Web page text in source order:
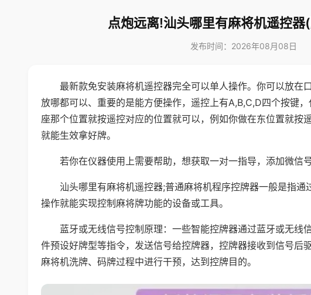
点炮远离!汕头哪里有麻将机遥控器
发布时间：2026年08月08日
最新款免安装麻将机遥控器完全可以单人操作。你可以放在
放哪都可以、重要的是能方便操作，遥控上有A,B,C,D四个按键，
座那个位置就按遥控对应的位置就可以，例如你做在东位置就按
就能生效拿好牌。
若你在仪器使用上需要帮助，想获取一对一指导，添加微信
汕头哪里有麻将机遥控器;普通麻将机程序控牌器一般是指
操作就能实现控制麻将牌功能的设备或工具。
蓝牙或无线信号控制原理：一些智能控牌器通过蓝牙或无线
件预设好牌型等指令，发送信号给控牌器，控牌器接收到信号后
麻将机洗牌、码牌过程中进行干预，达到控牌目的。